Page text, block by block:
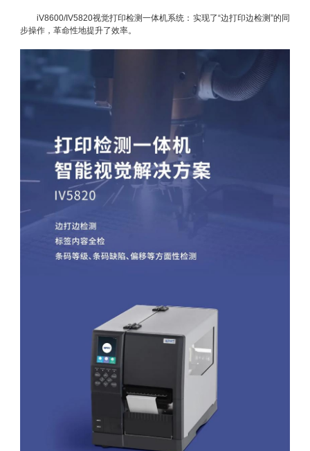
iV8600/IV5820视觉打印检测一体机系统：实现了“边打印边检测”的同
步操作，革命性地提升了效率。